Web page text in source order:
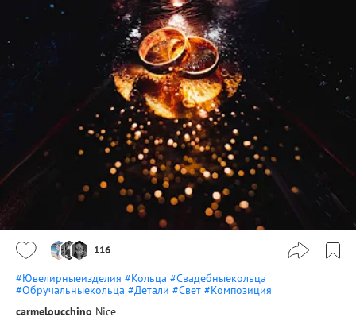
116
#Ювелирныеизделия #Кольца #Свадебныекольца
#Обручальныекольца #Детали #Свет #Композиция
carmeloucchino Nice